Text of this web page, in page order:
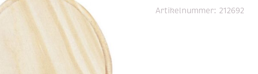
Artikelnummer: 212692